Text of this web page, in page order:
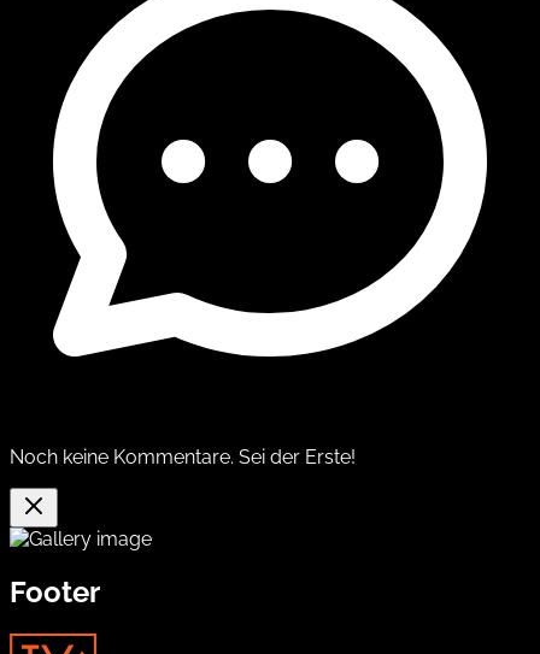
Noch keine Kommentare. Sei der Erste!
Footer